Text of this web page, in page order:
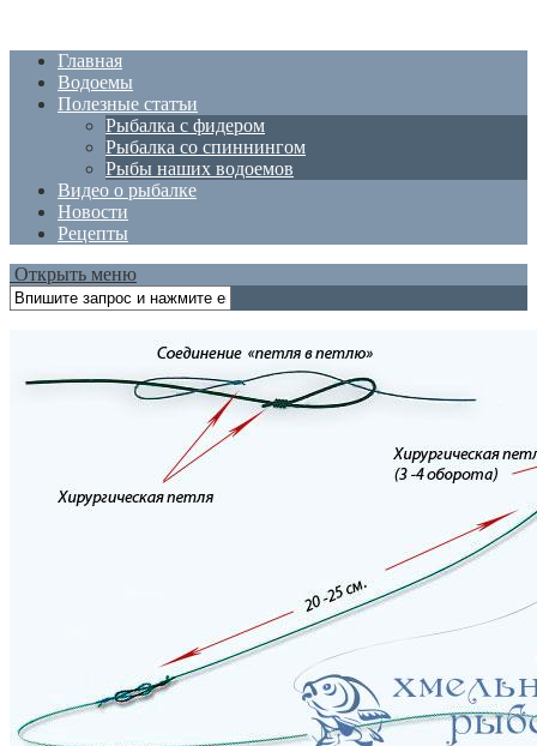
Главная
Водоемы
Полезные статъи
Рыбалка с фидером
Рыбалка со спиннингом
Рыбы наших водоемов
Видео о рыбалке
Новости
Рецепты
Открыть меню